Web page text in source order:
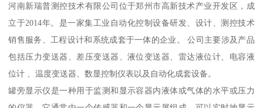
河南新瑞普测控技术有限公司位于郑州市高新技术产业开发区，成
立于2014年。是一家集工业自动化控制设备研发、设计、测控技术
销售服务、工程设计和系统成套于一体的企业。 公司主要涉及产品
包括压力变送器、差压变送器、液位变送器、雷达液位计、电容液
位计 、温度变送器、数显控制仪表以及自动化成套设备。
罐旁显示仪是一种用于监测和显示容器内液体或气体的水平或压力